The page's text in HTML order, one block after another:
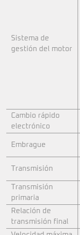
Sistema de
gestión del motor
Cambio rápido
electrónico
Embrague
Transmisión
Transmisión
primaria
Relación de
transmisión final